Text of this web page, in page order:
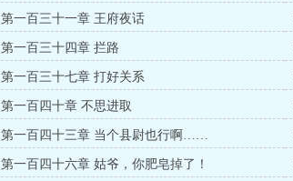
第一百三十一章 王府夜话
第一百三十四章 拦路
第一百三十七章 打好关系
第一百四十章 不思进取
第一百四十三章 当个县尉也行啊……
第一百四十六章 姑爷，你肥皂掉了！